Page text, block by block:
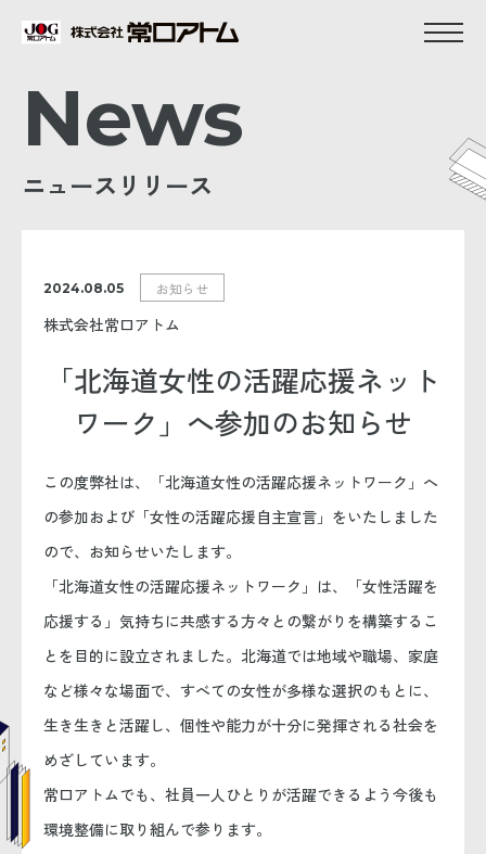
News
ニュースリリース
2024.08.05 お知らせ
株式会社常口アトム
「北海道女性の活躍応援ネット
ワーク」へ参加のお知らせ
この度弊社は、「北海道女性の活躍応援ネットワーク」へ
の参加および「女性の活躍応援自主宣言」をいたしました
ので、お知らせいたします。
「北海道女性の活躍応援ネットワーク」は、「女性活躍を
応援する」気持ちに共感する方々との繋がりを構築するこ
とを目的に設立されました。北海道では地域や職場、家庭
など様々な場面で、すべての女性が多様な選択のもとに、
生き生きと活躍し、個性や能力が十分に発揮される社会を
めざしています。
常口アトムでも、社員一人ひとりが活躍できるよう今後も
環境整備に取り組んで参ります。